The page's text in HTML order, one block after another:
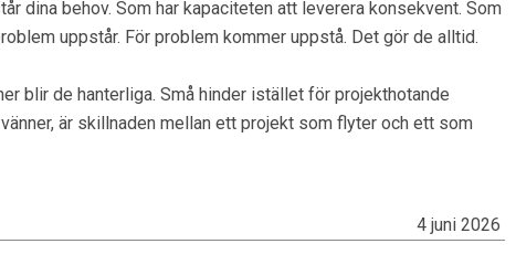
dina behov. Som har kapaciteten att leverera konsekvent. Som
uppstår. För problem kommer uppstå. Det gör de alltid.
blir de hanterliga. Små hinder istället för projekthotande
är skillnaden mellan ett projekt som flyter och ett som
4 juni 2026